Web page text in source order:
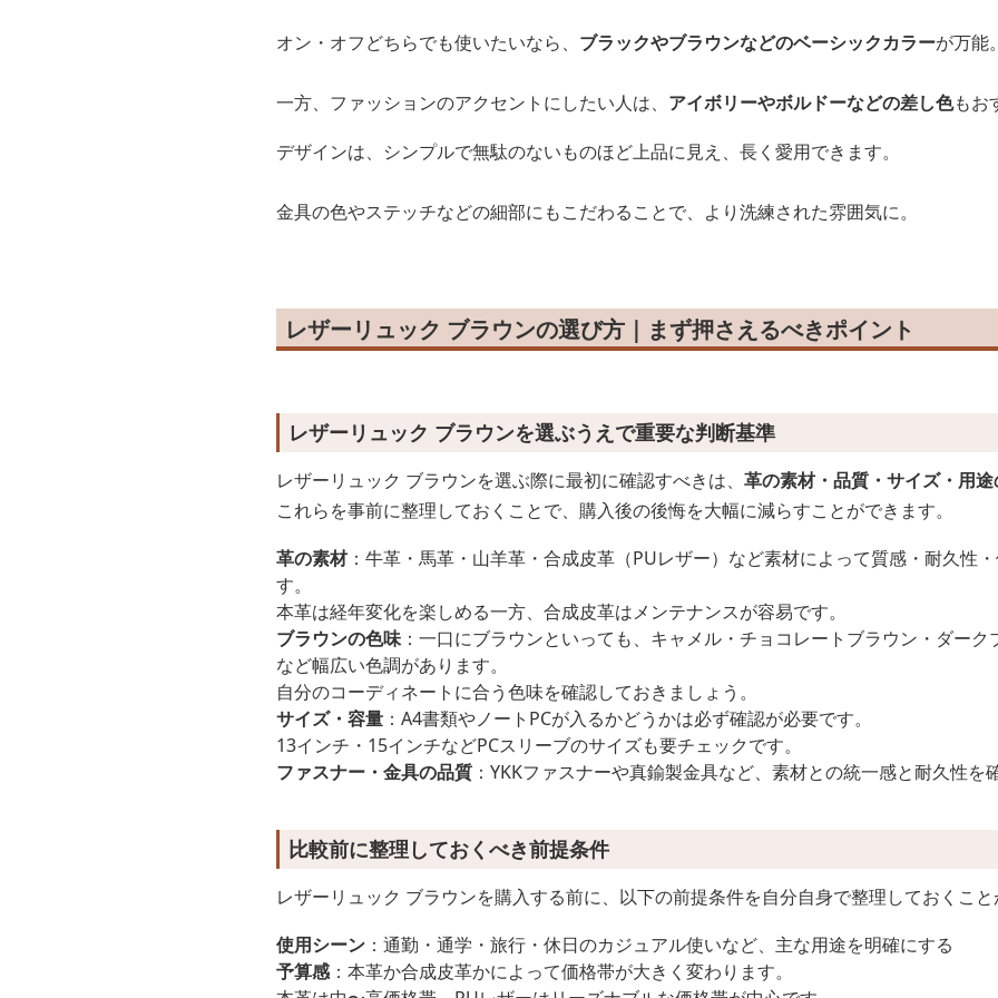
オン・オフどちらでも使いたいなら、 ブラックやブラウンなどのベーシックカラーが万能
一方、ファッションのアクセントにしたい人は、 アイボリーやボルドーなどの差し色もお
デザインは、シンプルで無駄のないものほど上品に見え、長く愛用できます。
金具の色やステッチなどの細部にもこだわることで、より洗練された雰囲気に。
レザーリュック ブラウンの選び方｜まず押さえるべきポイント
レザーリュック ブラウンを選ぶうえで重要な判断基準
レザーリュック ブラウンを選ぶ際に最初に確認すべきは、 革の素材・品質・サイズ・用
これらを事前に整理しておくことで、購入後の後悔を大幅に減らすことができます。
革の素材：牛革・馬革・山羊革・合成皮革（PUレザー）など素材によって質感・耐久性
す。
本革は経年変化を楽しめる一方、合成皮革はメンテナンスが容易です。
ブラウンの色味：一口にブラウンといっても、キャメル・チョコレートブラウン・ダー
など幅広い色調があります。
自分のコーディネートに合う色味を確認しておきましょう。
サイズ・容量 ：A4書類やノートPCが入るかどうかは必ず確認が必要です。
13インチ・15インチなどPCスリーブのサイズも要チェックです。
ファスナー・金具の品質 ：YKKファスナーや真鍮製金具など、素材との統一感と耐久性を
比較前に整理しておくべき前提条件
レザーリュック ブラウンを購入する前に、以下の前提条件を自分自身で整理しておくこ
使用シーン ：通勤・通学・旅行・休日のカジュアル使いなど、主な用途を明確にする
予算感：本革か合成皮革かによって価格帯が大きく変わります。